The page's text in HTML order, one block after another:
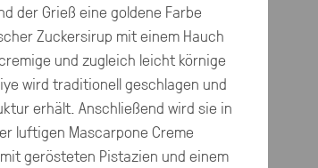
der Grieß eine goldene Farbe
Zuckersirup mit einem Hauch
und zugleich leicht körnige
wird traditionell geschlagen und
erhält. Anschließend wird sie in
luftigen Mascarpone Creme
gerösteten Pistazien und einem